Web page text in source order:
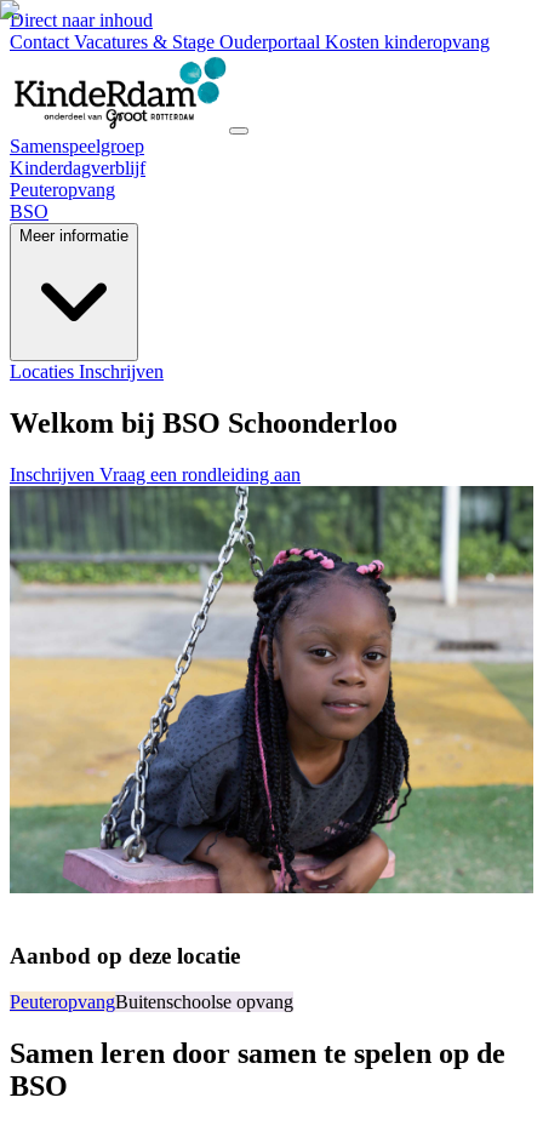
Direct naar inhoud
Contact Vacatures & Stage Ouderportaal Kosten kinderopvang
Samenspeelgroep
Kinderdagverblijf
Peuteropvang
BSO
Meer informatie
Locaties Inschrijven
Welkom bij BSO Schoonderloo
Inschrijven Vraag een rondleiding aan
Aanbod op deze locatie
PeuteropvangBuitenschoolse opvang
Samen leren door samen te spelen op de
BSO